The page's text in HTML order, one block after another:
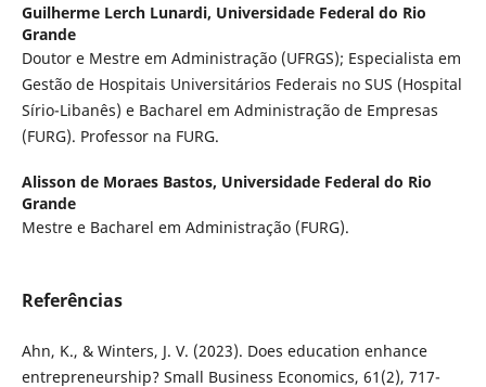
Guilherme Lerch Lunardi, Universidade Federal do Rio
Grande
Doutor e Mestre em Administração (UFRGS); Especialista em
Gestão de Hospitais Universitários Federais no SUS (Hospital
Sírio-Libanês) e Bacharel em Administração de Empresas
(FURG). Professor na FURG.
Alisson de Moraes Bastos, Universidade Federal do Rio
Grande
Mestre e Bacharel em Administração (FURG).
Referências
Ahn, K., & Winters, J. V. (2023). Does education enhance
entrepreneurship? Small Business Economics, 61(2), 717-